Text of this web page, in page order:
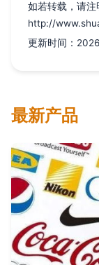
如若转载，请注
http://
更新时间：
最新产品